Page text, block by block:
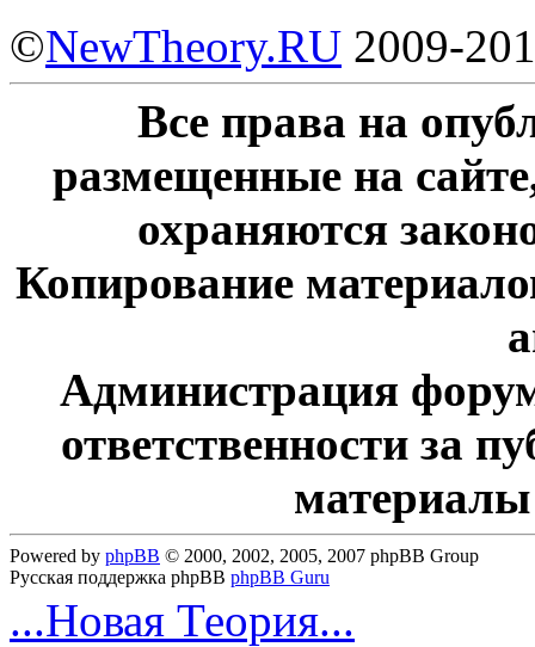
©NewTheory.RU 2009-
Все права на
размещенные на
охраняются
Копирование
Администрация
ответственности за
Powered by phpBB © 2000, 2002, 2005, 2007 phpBB Group
Русская поддержка phpBB phpBB Guru
...Новая Теория...